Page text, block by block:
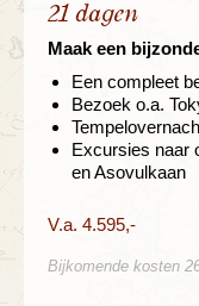
21 dagen
Maak een
Een compleet
Bezoek o.a.
Excursies naar
en Asovulkaan
V.a. 4.595,-
Bijkomende kosten